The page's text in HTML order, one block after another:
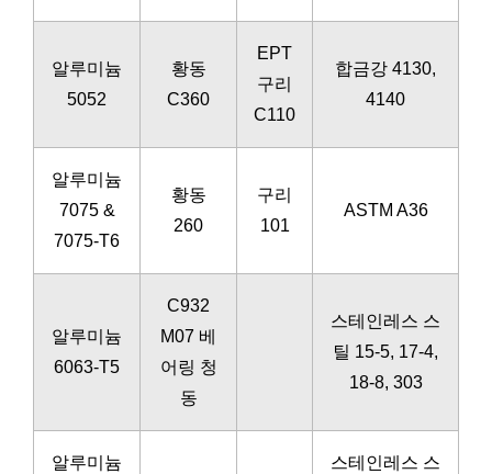
알루미늄
5052
황동
C360
EPT
구리
C110
합금강 4130,
4140
알루미늄
7075 &
7075-T6
황동
260
구리
101
ASTM A36
알루미늄
6063-T5
C932
M07 베
어링 청
동
스테인레스 스
틸 15-5, 17-4,
18-8, 303
알루미늄
스테인레스 스